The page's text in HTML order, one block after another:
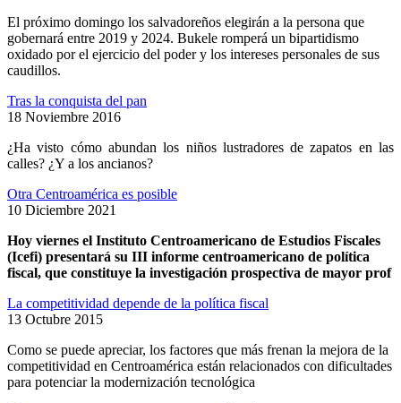
El próximo domingo los salvadoreños elegirán a la persona que
gobernará entre 2019 y 2024. Bukele romperá un bipartidismo
oxidado por el ejercicio del poder y los intereses personales de sus
caudillos.
Tras la conquista del pan
18 Noviembre 2016
¿Ha visto cómo abundan los niños lustradores de zapatos en las
calles? ¿Y a los ancianos?
Otra Centroamérica es posible
10 Diciembre 2021
Hoy viernes el Instituto Centroamericano de Estudios Fiscales
(Icefi) presentará su III informe centroamericano de política
fiscal, que constituye la investigación prospectiva de mayor prof
La competitividad depende de la política fiscal
13 Octubre 2015
Como se puede apreciar, los factores que más frenan la mejora de la
competitividad en Centroamérica están relacionados con dificultades
para potenciar la modernización tecnológica